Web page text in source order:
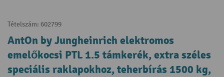
Tételszám: 602799
AntOn by Jungheinrich elektromos
emelőkocsi PTL 1.5 támkerék, extra széles
speciális raklapokhoz, teherbírás 1500 kg,